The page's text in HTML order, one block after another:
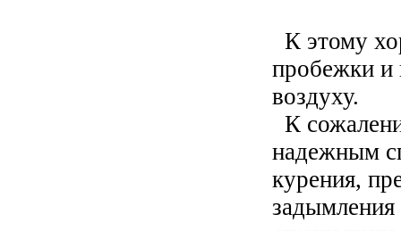
К этому
пробежки и
воздуху.
К
надежным
курения,